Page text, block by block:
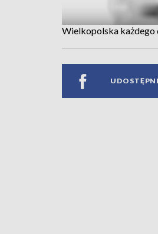
Wielkopolska każdego